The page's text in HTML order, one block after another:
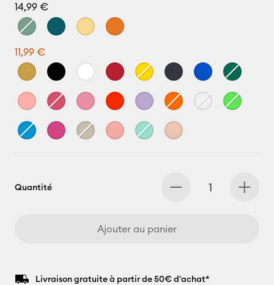
14,99 €
11,99 €
Quantité
Ajouter au panier
Livraison gratuite à partir de 50€ d'achat*